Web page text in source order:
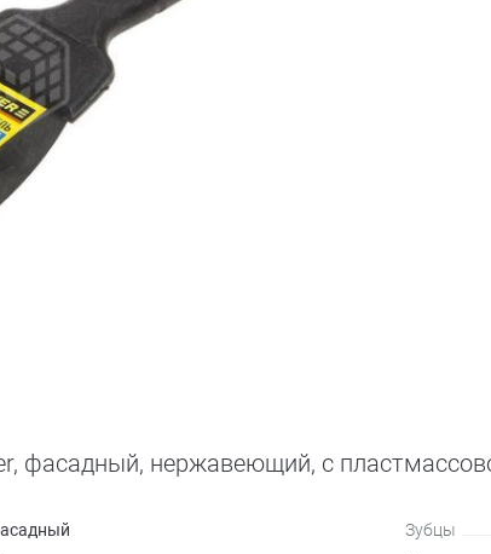
фасадный, нержавеющий, с
Зубцы